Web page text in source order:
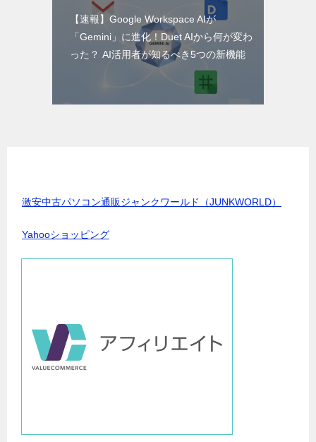
【速報】Google Workspace AIが
「Gemini」に進化！Duet AIから何が変わ
った？ AI活用者が知るべき5つの新機能
激安中古パソコン通販ジャンクワールド（JUNKWORLD）
Yahooショッピング